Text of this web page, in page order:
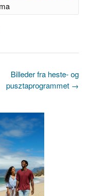
Billeder fra heste- og
pusztaprogrammet →